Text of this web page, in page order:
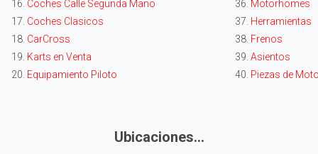
16. Coches Calle Segunda Mano 36. Motorhomes
17. Coches Clasicos 37. Herramientas
18. CarCross 38. Frenos
19. Karts en Venta 39. Asientos
20. Equipamiento Piloto 40. Piezas de
Ubicaciones...